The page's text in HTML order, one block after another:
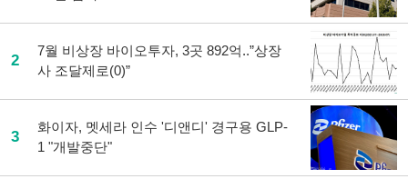
2
7월 비상장 바이오투자, 3곳 892억..”상장
사 조달제로(0)”
3
화이자, 멧세라 인수 '디앤디' 경구용 GLP-
1 "개발중단"